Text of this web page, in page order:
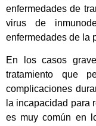
enfermedades de
virus de
enfermedades de la
En los casos
tratamiento que
complicaciones
la incapacidad para
es muy común en